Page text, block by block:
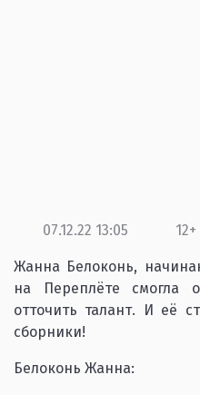
07.12.22 13:05 12+
Жанна Белоконь,
на Переплёте смогла
отточить талант. И её
сборники!
Белоконь Жанна: